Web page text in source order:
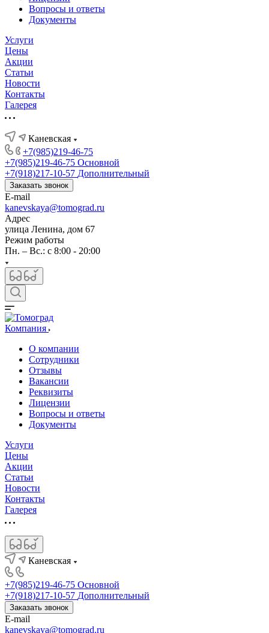
Вопросы и ответы
Документы
Услуги
Цены
Акции
Статьи
Новости
Контакты
Галерея
Каневская
+7(985)219-46-75
+7(985)219-46-75 Основной
+7(918)217-10-57 Дополнительный
Заказать звонок
E-mail
kanevskaya@tomograd.ru
Адрес
улица Ленина, дом 67
Режим работы
Пн. – Вс.: c 8:00 - 20:00
Компания
О компании
Сотрудники
Отзывы
Вакансии
Реквизиты
Лицензии
Вопросы и ответы
Документы
Услуги
Цены
Акции
Статьи
Новости
Контакты
Галерея
Каневская
+7(985)219-46-75 Основной
+7(918)217-10-57 Дополнительный
Заказать звонок
E-mail
kanevskaya@tomograd.ru